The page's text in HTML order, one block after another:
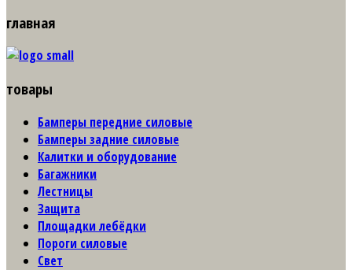
главная
товары
Бамперы передние силовые
Бамперы задние силовые
Калитки и оборудование
Багажники
Лестницы
Защита
Площадки лебёдки
Пороги силовые
Свет